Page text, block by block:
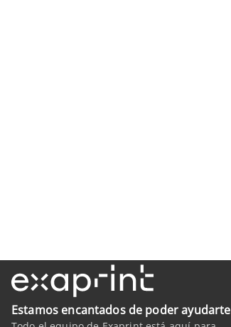
Estamos encantados de poder ayudarte